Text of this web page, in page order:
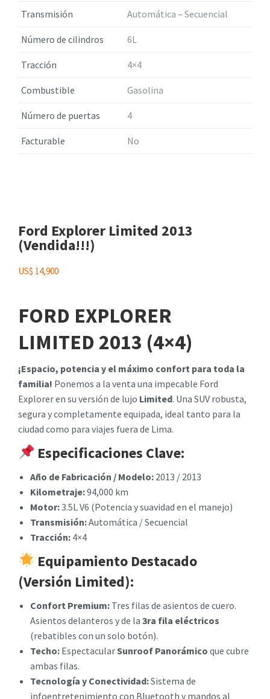
Transmisión Automática – Secuencial
Número de cilindros 6L
Tracción 4×4
Combustible Gasolina
Número de puertas 4
Facturable No
Ford Explorer Limited 2013
(Vendida!!!)
US$ 14,900
FORD EXPLORER
LIMITED 2013 (4×4)
¡Espacio, potencia y el máximo confort para toda la
familia! Ponemos a la venta una impecable Ford
Explorer en su versión de lujo Limited. Una SUV robusta,
segura y completamente equipada, ideal tanto para la
ciudad como para viajes fuera de Lima.
Especificaciones Clave:
Año de Fabricación / Modelo: 2013 / 2013
Kilometraje:94,000 km
Motor:3.5L V6 (Potencia y suavidad en el manejo)
Transmisión:Automática / Secuencial
Tracción: 4×4
Equipamiento Destacado
(Versión Limited):
Confort Premium: Tres filas de asientos de cuero.
Asientos delanteros y de la 3ra fila eléctricos
(rebatibles con un solo botón).
Techo: EspectacularSunroof Panorámico que cubre
ambas filas.
Tecnología y Conectividad:Sistema de
infoentretenimiento con Bluetooth y mandos al